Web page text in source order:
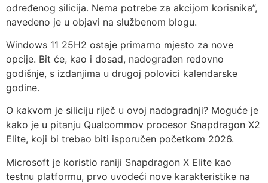
određenog silicija. Nema potrebe za akcijom korisnika”,
navedeno je u objavi na službenom blogu.
Windows 11 25H2 ostaje primarno mjesto za nove
opcije. Bit će, kao i dosad, nadograđen redovno
godišnje, s izdanjima u drugoj polovici kalendarske
godine.
O kakvom je siliciju riječ u ovoj nadogradnji? Moguće je
kako je u pitanju Qualcommov procesor Snapdragon X2
Elite, koji bi trebao biti isporučen početkom 2026.
Microsoft je koristio raniji Snapdragon X Elite kao
testnu platformu, prvo uvodeći nove karakteristike na